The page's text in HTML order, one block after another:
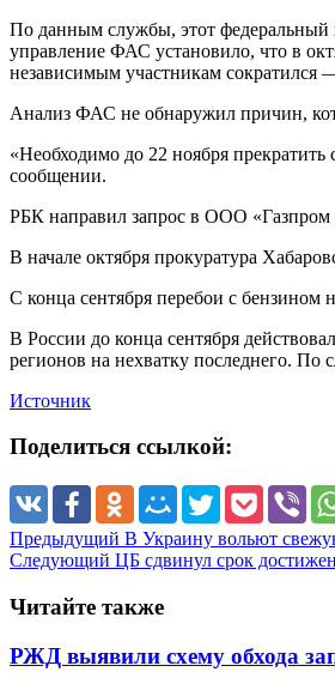
По данным службы, этот федеральный
управление ФАС установило, что в
независимым участникам
Анализ ФАС не обнаружил причин,
«Необходимо до 22 ноября
сообщении.
РБК направил запрос в ООО
В начале октября прокуратура
С конца сентября перебои с
В России до конца сентября
регионов на нехватку последнего. По
Источник
Поделиться ссылкой:
Предыдущий В Украину вольют
Следующий ЦБ сдвинул срок
Читайте также
РЖД выявили схему обхода